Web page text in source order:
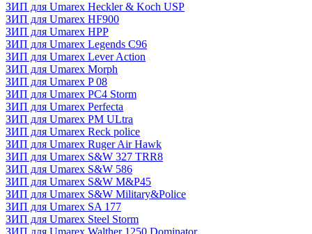
ЗИП для Umarex Heckler & Koch USP
ЗИП для Umarex HF900
ЗИП для Umarex HPP
ЗИП для Umarex Legends C96
ЗИП для Umarex Lever Action
ЗИП для Umarex Morph
ЗИП для Umarex P 08
ЗИП для Umarex PC4 Storm
ЗИП для Umarex Perfecta
ЗИП для Umarex PM ULtra
ЗИП для Umarex Reck police
ЗИП для Umarex Ruger Air Hawk
ЗИП для Umarex S&W 327 TRR8
ЗИП для Umarex S&W 586
ЗИП для Umarex S&W M&P45
ЗИП для Umarex S&W Military&Police
ЗИП для Umarex SA 177
ЗИП для Umarex Steel Storm
ЗИП для Umarex Walther 1250 Dominator